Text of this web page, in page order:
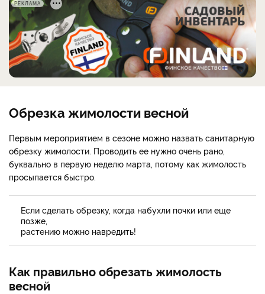
РЕКЛАМА
Обрезка жимолости весной
Первым мероприятием в сезоне можно назвать санитарную
обрезку жимолости. Проводить ее нужно очень рано,
буквально в первую неделю марта, потому как жимолость
просыпается быстро.
Если сделать обрезку, когда набухли почки или еще
позже,
растению можно навредить!
Как правильно обрезать жимолость
весной